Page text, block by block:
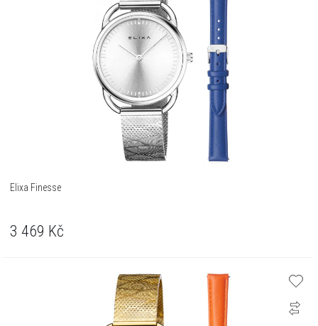
Elixa Finesse
3 469 Kč